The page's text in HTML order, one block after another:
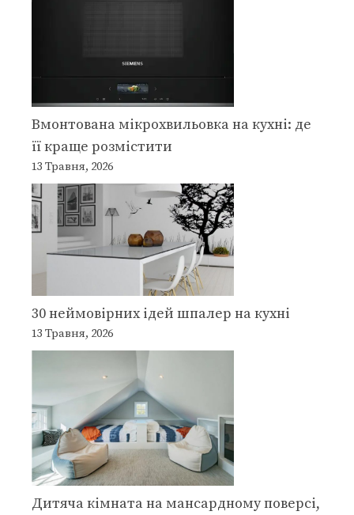
Вмонтована мікрохвильовка на кухні: де
її краще розмістити
13 Травня, 2026
30 неймовірних ідей шпалер на кухні
13 Травня, 2026
Дитяча кімната на мансардному поверсі,